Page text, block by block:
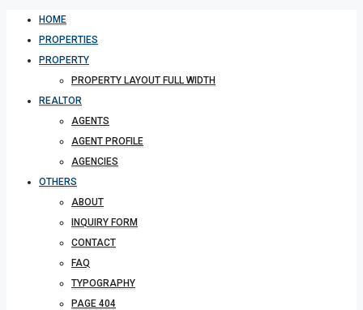
HOME
PROPERTIES
PROPERTY
PROPERTY LAYOUT FULL WIDTH
REALTOR
AGENTS
AGENT PROFILE
AGENCIES
OTHERS
ABOUT
INQUIRY FORM
CONTACT
FAQ
TYPOGRAPHY
PAGE 404